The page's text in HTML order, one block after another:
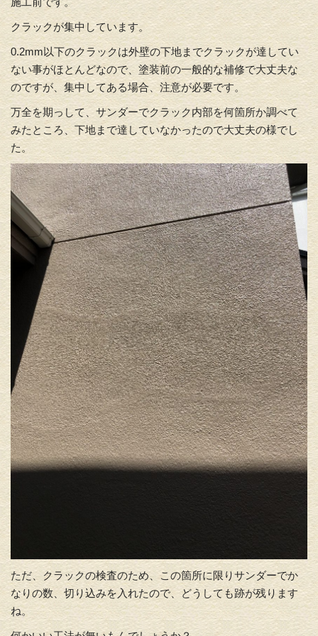
クラックが集中しています。
0.2mm以下のクラックは外壁の下地までクラックが達してい
ない事がほとんどなので、塗装前の一般的な補修で大丈夫な
のですが、集中してある場合、注意が必要です。
万全を期っして、サンダーでクラック内部を何箇所か調べて
みたところ、下地まで達していなかったので大丈夫の様でし
た。
ただ、クラックの検査のため、この箇所に限りサンダーでか
なりの数、切り込みを入れたので、どうしても跡が残ります
ね。